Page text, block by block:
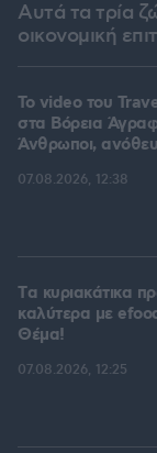
Αυτά τα τρία
οικονομική
To video του
στα Βόρεια
Άνθρωποι,
07.08.2026, 12:38
Tα κυριακάτικα
καλύτερα με
Θέμα!
07.08.2026, 12:25